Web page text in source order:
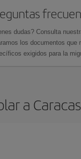
dudas? Consulta
los documentos que
exigidos para la
a Caracas